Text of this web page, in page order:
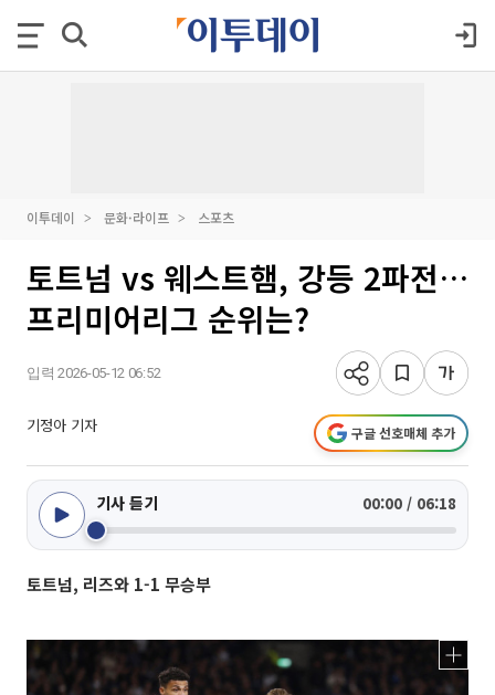
이투데이 문화·라이프 스포츠
토트넘 vs 웨스트햄, 강등 2파전…
프리미어리그 순위는?
입력 2026-05-12 06:52
기정아 기자 구글 선호매체 추가
기사 듣기 00:00 / 06:18
토트넘, 리즈와 1-1 무승부